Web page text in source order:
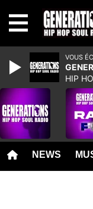
NEWS
VOUS
HIP